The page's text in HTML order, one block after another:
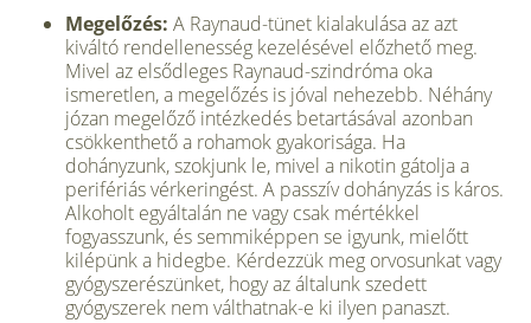
Megelőzés: A Raynaud-tünet kialakulása az azt
kiváltó rendellenesség kezelésével előzhető meg.
Mivel az elsődleges Raynaud-szindróma oka
ismeretlen, a megelőzés is jóval nehezebb. Néhány
józan megelőző intézkedés betartásával azonban
csökkenthető a rohamok gyakorisága. Ha
dohányzunk, szokjunk le, mivel a nikotin gátolja a
perifériás vérkeringést. A passzív dohányzás is káros.
Alkoholt egyáltalán ne vagy csak mértékkel
fogyasszunk, és semmiképpen se igyunk, mielőtt
kilépünk a hidegbe. Kérdezzük meg orvosunkat vagy
gyógyszerészünket, hogy az általunk szedett
gyógyszerek nem válthatnak-e ki ilyen panaszt.